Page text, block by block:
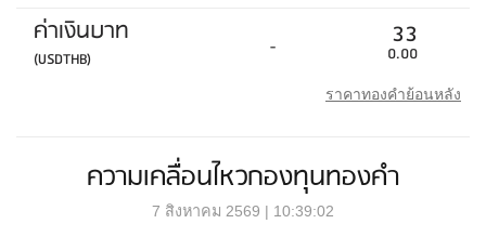
ค่าเงินบาท
(USDTHB) - 33
0.00
ราคาทองคำย้อนหลัง
ความเคลื่อนไหวกองทุนทองคำ
7 สิงหาคม 2569 | 10:39:02